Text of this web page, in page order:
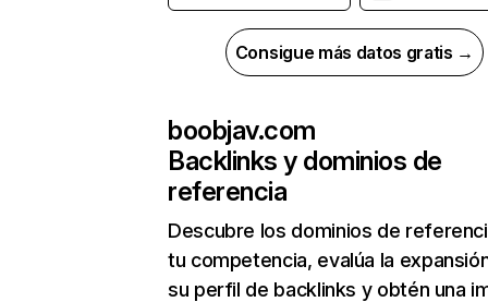
Consigue más datos gratis →
boobjav.com
Backlinks y dominios de
referencia
Descubre los dominios de
tu competencia, evalúa la
su perfil de backlinks y obtén una